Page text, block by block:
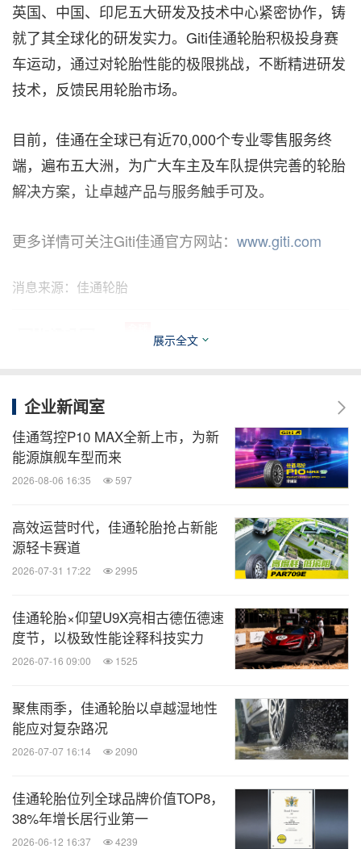
英国、中国、印尼五大研发及技术中心紧密协作，铸
就了其全球化的研发实力。Giti佳通轮胎积极投身赛
车运动，通过对轮胎性能的极限挑战，不断精进研发
技术，反馈民用轮胎市场。
目前，佳通在全球已有近70,000个专业零售服务终
端，遍布五大洲，为广大车主及车队提供完善的轮胎
解决方案，让卓越产品与服务触手可及。
更多详情可关注Giti佳通官方网站： www.giti.com
消息来源：佳通轮胎
全球旅报
关键词： 汽车 体育赛事
运输业
展示全文
企业新闻室
佳通驾控P10 MAX全新上市，为新
能源旗舰车型而来
2026-08-06 16:35 597
高效运营时代，佳通轮胎抢占新能
源轻卡赛道
2026-07-31 17:22 2995
佳通轮胎×仰望U9X亮相古德伍德速
度节，以极致性能诠释科技实力
2026-07-16 09:00 1525
聚焦雨季，佳通轮胎以卓越湿地性
能应对复杂路况
2026-07-07 16:14 2090
佳通轮胎位列全球品牌价值TOP8，
38%年增长居行业第一
2026-06-12 16:37 4239